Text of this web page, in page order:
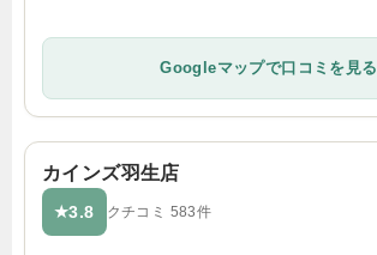
Googleマップで口コミを見る
カインズ羽生店
★3.8 クチコミ 583件